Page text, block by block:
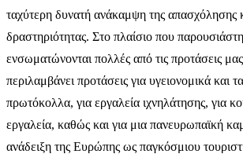
ταχύτερη δυνατή ανάκαμψη της απασχόλησης
δραστηριότητας. Στο πλαίσιο που
ενσωματώνονται πολλές από τις προτάσεις
περιλαμβάνει προτάσεις για υγειονομικά και
πρωτόκολλα, για εργαλεία ιχνηλάτησης, για
εργαλεία, καθώς και για μια πανευρωπαϊκή
ανάδειξη της Ευρώπης ως παγκόσμιου